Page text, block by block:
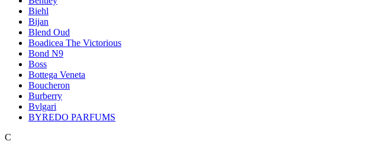
Biehl
Bijan
Blend Oud
Boadicea The Victorious
Bond N9
Boss
Bottega Veneta
Boucheron
Burberry
Bvlgari
BYREDO PARFUMS
C